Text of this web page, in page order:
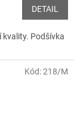
DETAIL
kvality. Podšívka
Kód:218/M